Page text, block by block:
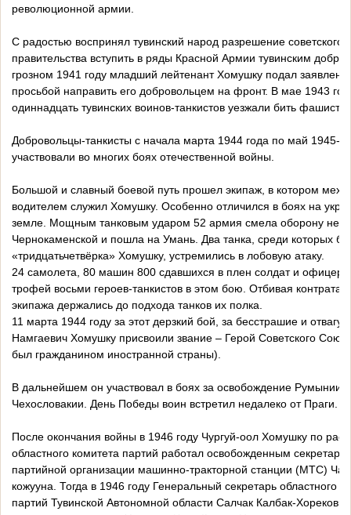
революционной армии.
С радостью воспринял тувинский народ разрешение советского
правительства вступить в ряды Красной Армии тувинским
грозном 1941 году младший лейтенант Хомушку подал
просьбой направить его добровольцем на фронт. В мае 1943
одиннадцать тувинских воинов-танкистов уезжали бить
Добровольцы-танкисты с начала марта 1944 года по май 1945-го
участвовали во многих боях отечественной войны.
Большой и славный боевой путь прошел экипаж, в котором
водителем служил Хомушку. Особенно отличился в боях на
земле. Мощным танковым ударом 52 армия смела оборону
Чернокаменской и пошла на Умань. Два танка, среди которых
«тридцатьчетвёрка» Хомушку, устремились в лобовую атаку.
24 самолета, 80 машин 800 сдавшихся в плен солдат и
трофей восьми героев-танкистов в этом бою. Отбивая
экипажа держались до подхода танков их полка.
11 марта 1944 году за этот дерзкий бой, за бесстрашие и отвагу
Намгаевич Хомушку присвоили звание – Герой Советского
был гражданином иностранной страны).
В дальнейшем он участвовал в боях за освобождение Румынии,
Чехословакии. День Победы воин встретил недалеко от Праги.
После окончания войны в 1946 году Чургуй-оол Хомушку по
областного комитета партий работал освобожденным
партийной организации машинно-тракторной станции (МТС)
кожууна. Тогда в 1946 году Генеральный секретарь областного
партий Тувинской Автономной области Салчак Калбак-